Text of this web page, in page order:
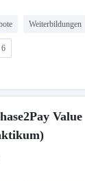
Weiterbildungen
6
Value